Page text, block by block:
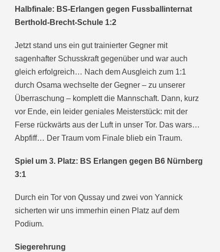
Halbfinale: BS-Erlangen gegen Fussballinternat
Berthold-Brecht-Schule 1:2
Jetzt stand uns ein gut trainierter Gegner mit
sagenhafter Schusskraft gegenüber und war auch
gleich erfolgreich… Nach dem Ausgleich zum 1:1
durch Osama wechselte der Gegner – zu unserer
Überraschung – komplett die Mannschaft. Dann, kurz
vor Ende, ein leider geniales Meisterstück: mit der
Ferse rückwärts aus der Luft in unser Tor. Das wars…
Abpfiff… Der Traum vom Finale blieb ein Traum.
Spiel um 3. Platz: BS Erlangen gegen B6 Nürnberg
3:1
Durch ein Tor von Qussay und zwei von Yannick
sicherten wir uns immerhin einen Platz auf dem
Podium.
Siegerehrung